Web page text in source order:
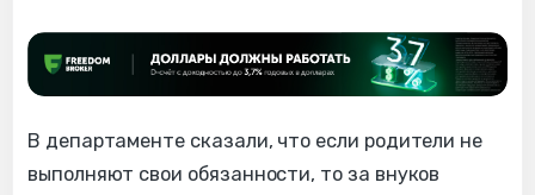
В департаменте сказали, что если родители не
выполняют свои обязанности, то за внуков